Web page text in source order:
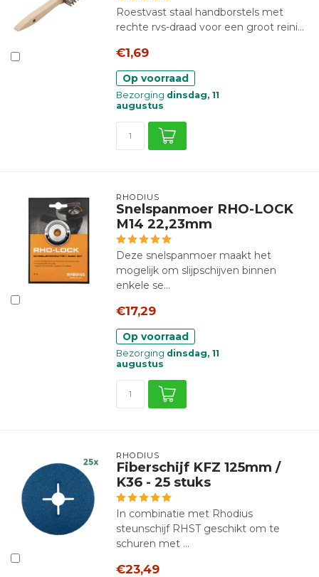
Roestvast staal handborstels met
rechte rvs-draad voor een groot reini...
€1,69
Op voorraad
Bezorging dinsdag, 11
augustus
RHODIUS
Snelspanmoer RHO-LOCK
M14 22,23mm
Deze snelspanmoer maakt het
mogelijk om slijpschijven binnen
enkele se...
€17,29
Op voorraad
Bezorging dinsdag, 11
augustus
RHODIUS
Fiberschijf KFZ 125mm /
K36 - 25 stuks
In combinatie met Rhodius
steunschijf RHST geschikt om te
schuren met ...
€23,49